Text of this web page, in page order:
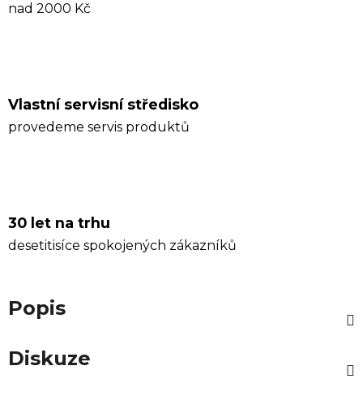
nad 2000 Kč
Vlastní servisní středisko
provedeme servis produktů
30 let na trhu
desetitisíce spokojených zákazníků
Popis
Diskuze